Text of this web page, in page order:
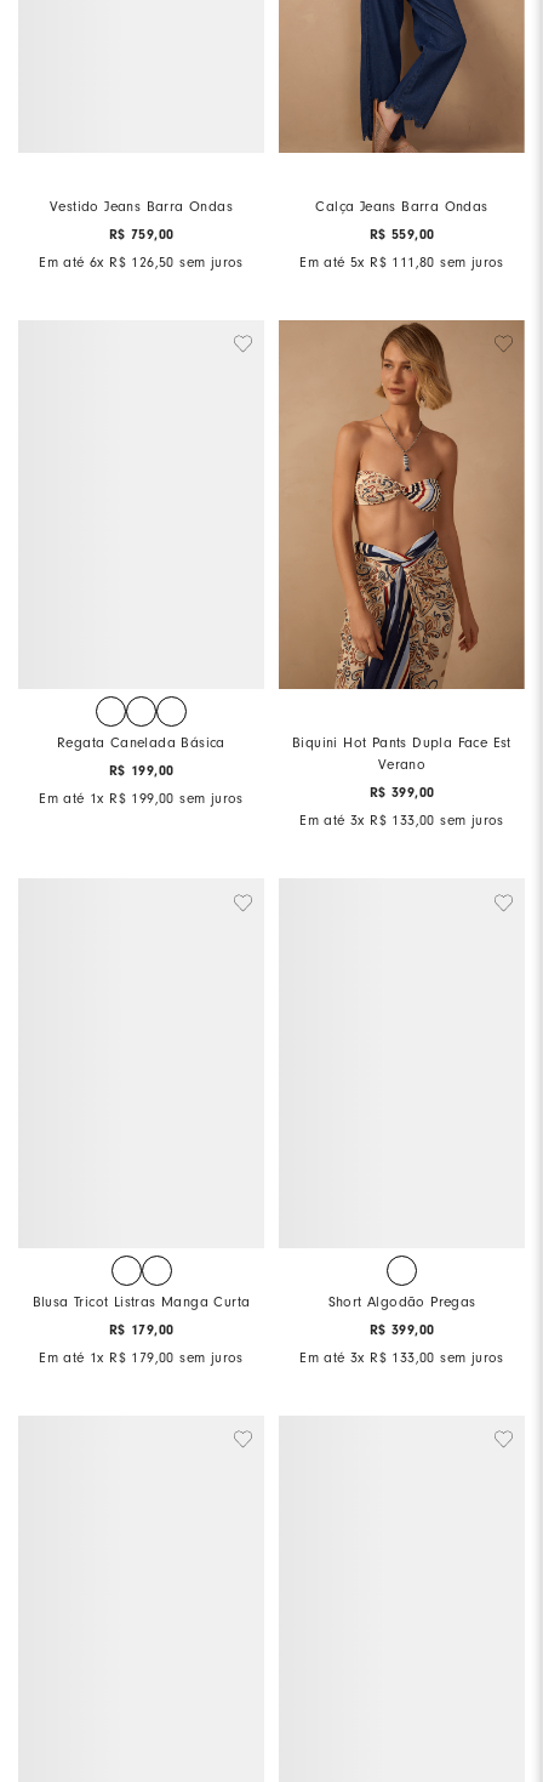
Vestido Jeans Barra Ondas
R$ 759,00
Em até 6x R$ 126 ,50 sem juros
Calça Jeans Barra Ondas
R$ 559,00
Em até 5x R$ 111 ,80 sem juros
Regata Canelada Básica
R$ 199,00
Em até 1x R$ 199,00 sem juros
Biquini Hot Pants Dupla Face Est
Verano
R$ 399,00
Em até 3x R$ 133,00 sem juros
Blusa Tricot Listras Manga Curta
R$ 179,00
Em até 1x R$ 179 ,00 sem juros
Short Algodão Pregas
R$ 399,00
Em até 3x R$ 133 ,00 sem juros